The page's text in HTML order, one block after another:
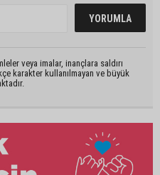
veya imalar, inançlara saldırı
karakter kullanılmayan ve büyük